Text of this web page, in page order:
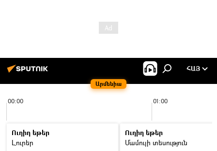
Արմենիա
ՀԱՅ
00:00 01:00
Ուղիղ եթեր
Լուրեր
Ուղիղ եթեր
Մամուլի տեսություն